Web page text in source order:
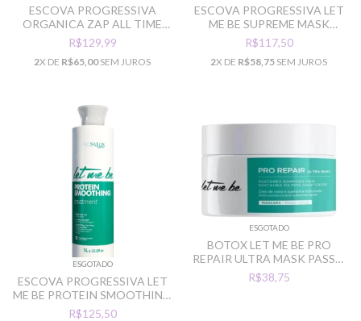
ESCOVA PROGRESSIVA
ORGANICA ZAP ALL TIME
BLUE LOIRO
R$129,99
2X DE R$65,00SEM JUROS
ESCOVA PROGRESSIVA LET
ME BE SUPREME MASK
KERATIN 2X1L
R$117,50
2X DE R$58,75 SEM JUROS
ESGOTADO
ESCOVA PROGRESSIVA LET
ME BE PROTEIN SMOOTHING
PASSO UNICO 500ML
R$125,50
ESGOTADO
BOTOX LET ME BE PRO
REPAIR ULTRA MASK PASSO
UNICO 250ML
R$38,75